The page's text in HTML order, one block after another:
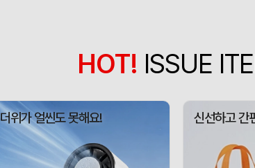
한OO 1000
375164 500
375161
HOT! ISSUE
더위가 얼씬도 못해요! 신선하고 간